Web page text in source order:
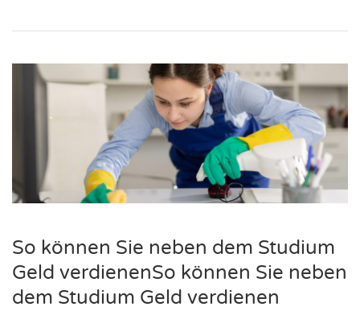
So können Sie neben dem Studium
Geld verdienenSo können Sie neben
dem Studium Geld verdienen